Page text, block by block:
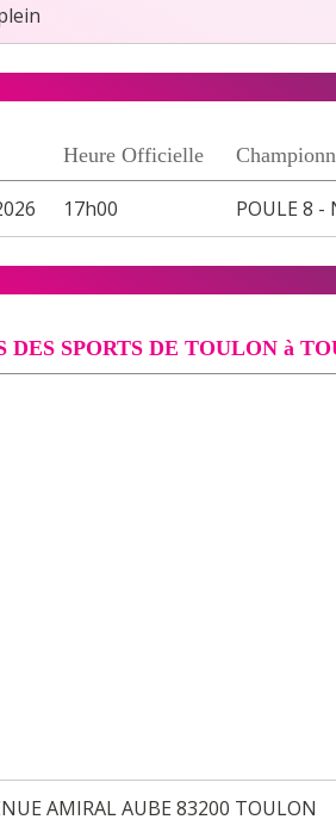
Heure Officielle
17h00 POULE 8
DES SPORTS DE TOULON à
AMIRAL AUBE 83200 TOULON